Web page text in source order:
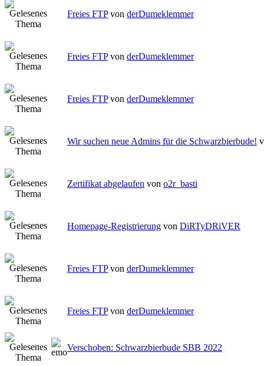
Freies FTP von derDumeklemmer
Freies FTP von derDumeklemmer
Freies FTP von derDumeklemmer
Wir suchen neue Admins für die Schwarzbierbude!
Zertifikat abgelaufen von o2r_basti
Homepage-Registrierung von DiRTyDRiVER
Freies FTP von derDumeklemmer
Freies FTP von derDumeklemmer
Verschoben: Schwarzbierbude SBB 2022